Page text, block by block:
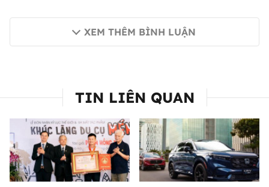
XEM THÊM BÌNH LUẬN
TIN LIÊN QUAN